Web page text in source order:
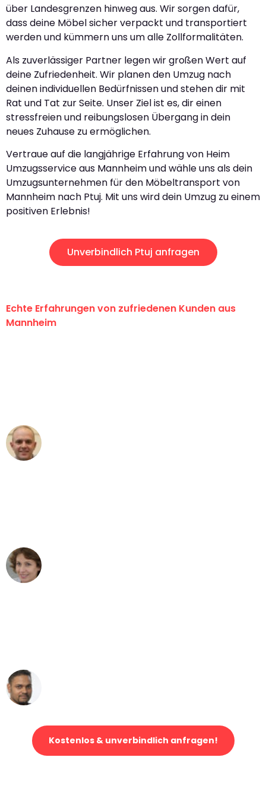
über Landesgrenzen hinweg aus. Wir sorgen dafür,
dass deine Möbel sicher verpackt und transportiert
werden und kümmern uns um alle Zollformalitäten.
Als zuverlässiger Partner legen wir großen Wert auf
deine Zufriedenheit. Wir planen den Umzug nach
deinen individuellen Bedürfnissen und stehen dir mit
Rat und Tat zur Seite. Unser Ziel ist es, dir einen
stressfreien und reibungslosen Übergang in dein
neues Zuhause zu ermöglichen.
Vertraue auf die langjährige Erfahrung von Heim
Umzugsservice aus Mannheim und wähle uns als dein
Umzugsunternehmen für den Möbeltransport von
Mannheim nach Ptuj. Mit uns wird dein Umzug zu einem
positiven Erlebnis!
Unverbindlich Ptuj anfragen
Echte Erfahrungen von zufriedenen Kunden aus
Mannheim
Kostenlos & unverbindlich anfragen!